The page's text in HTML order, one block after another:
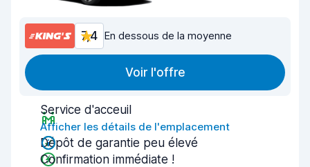
7,4 En dessous de la moyenne
Voir l'offre
Service d'acceuil
Afficher les détails de l'emplacement
Dépôt de garantie peu élevé
Confirmation immédiate !